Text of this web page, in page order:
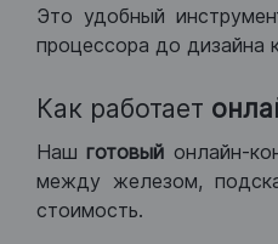
Это удобный
процессора до дизайна
Как работает
Нашготовый онлайн-
между железом,
стоимость.